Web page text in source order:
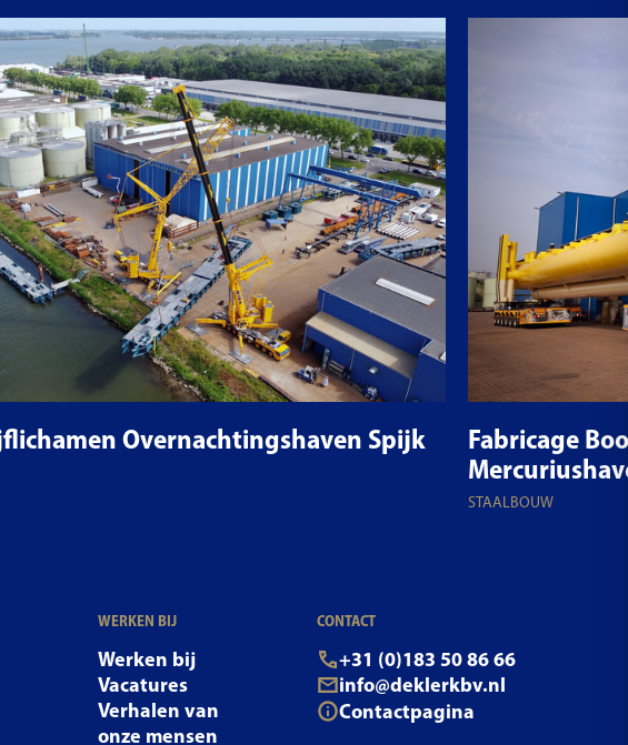
Overnachtingshaven Spijk
Fabricage
STAALBOUW
WERKEN BIJ
Werken bij
Vacatures
Verhalen van
onze mensen
CONTACT
+31 (0)183 50 86 66
info@deklerkbv.nl
Contactpagina